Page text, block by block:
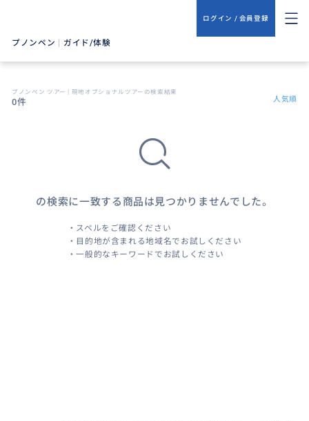
ログイン / 会員登録
プノンペン ガイド/体験
プノンペン ツアー | 現地オプショナルツアーの検索結果
0件 人気順
の検索に一致する商品は見つかりませんでした。
・スペルをご確認ください
・目的地が含まれる地域名でお試しください
・一般的なキーワードでお試しください